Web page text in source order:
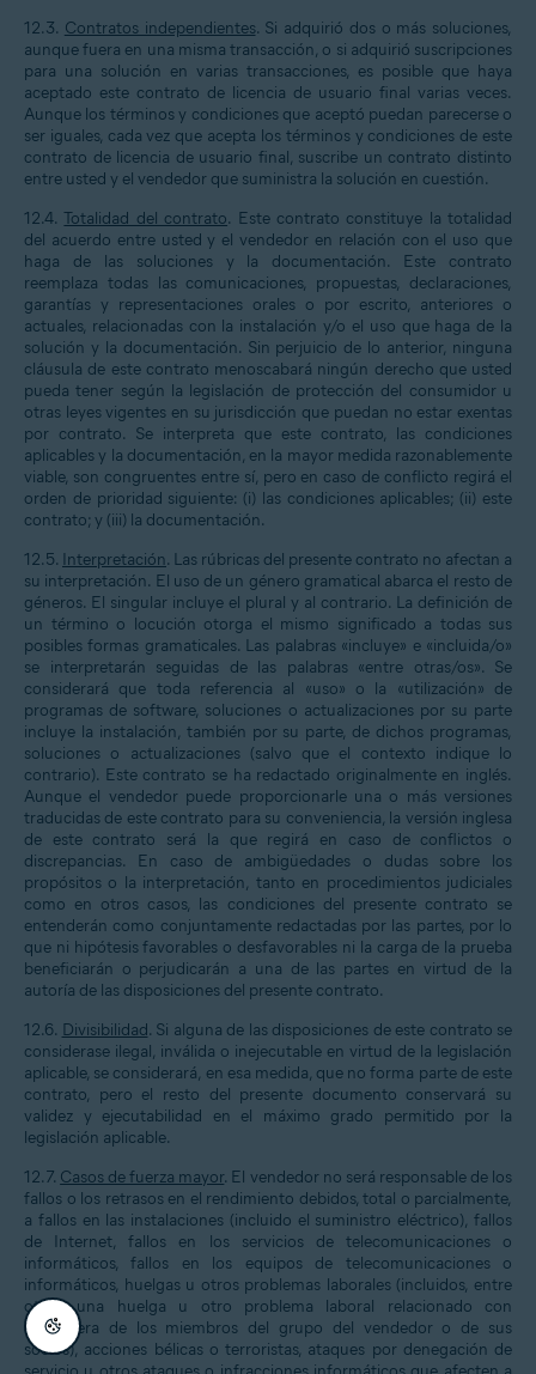
12.3. Contratos independientes. Si adquirió dos o más soluciones,
aunque fuera en una misma transacción, o si adquirió suscripciones
para una solución en varias transacciones, es posible que haya
aceptado este contrato de licencia de usuario final varias veces.
Aunque los términos y condiciones que aceptó puedan parecerse o
ser iguales, cada vez que acepta los términos y condiciones de este
contrato de licencia de usuario final, suscribe un contrato distinto
entre usted y el vendedor que suministra la solución en cuestión.
12.4.Totalidad del contrato. Este contrato constituye la totalidad
del acuerdo entre usted y el vendedor en relación con el uso que
haga de las soluciones y la documentación. Este contrato
reemplaza todas las comunicaciones, propuestas, declaraciones,
garantías y representaciones orales o por escrito, anteriores o
actuales, relacionadas con la instalación y/o el uso que haga de la
solución y la documentación. Sin perjuicio de lo anterior, ninguna
cláusula de este contrato menoscabará ningún derecho que usted
pueda tener según la legislación de protección del consumidor u
otras leyes vigentes en su jurisdicción que puedan no estar exentas
por contrato. Se interpreta que este contrato, las condiciones
aplicables y la documentación, en la mayor medida razonablemente
viable, son congruentes entre sí, pero en caso de conflicto regirá el
orden de prioridad siguiente: (i) las condiciones aplicables; (ii) este
contrato; y (iii) la documentación.
12.5. Interpretación. Las rúbricas del presente contrato no afectan a
su interpretación. El uso de un género gramatical abarca el resto de
géneros. El singular incluye el plural y al contrario. La definición de
un término o locución otorga el mismo significado a todas sus
posibles formas gramaticales. Las palabras «incluye» e «incluida/o»
se interpretarán seguidas de las palabras «entre otras/os». Se
considerará que toda referencia al «uso» o la «utilización» de
programas de software, soluciones o actualizaciones por su parte
incluye la instalación, también por su parte, de dichos programas,
soluciones o actualizaciones (salvo que el contexto indique lo
contrario). Este contrato se ha redactado originalmente en inglés.
Aunque el vendedor puede proporcionarle una o más versiones
traducidas de este contrato para su conveniencia, la versión inglesa
de este contrato será la que regirá en caso de conflictos o
discrepancias. En caso de ambigüedades o dudas sobre los
propósitos o la interpretación, tanto en procedimientos judiciales
como en otros casos, las condiciones del presente contrato se
entenderán como conjuntamente redactadas por las partes, por lo
que ni hipótesis favorables o desfavorables ni la carga de la prueba
beneficiarán o perjudicarán a una de las partes en virtud de la
autoría de las disposiciones del presente contrato.
12.6. Divisibilidad. Si alguna de las disposiciones de este contrato se
considerase ilegal, inválida o inejecutable en virtud de la legislación
aplicable, se considerará, en esa medida, que no forma parte de este
contrato, pero el resto del presente documento conservará su
validez y ejecutabilidad en el máximo grado permitido por la
legislación aplicable.
12.7. Casos de fuerza mayor. El vendedor no será responsable de los
fallos o los retrasos en el rendimiento debidos, total o parcialmente,
a fallos en las instalaciones (incluido el suministro eléctrico), fallos
de Internet, fallos en los servicios de telecomunicaciones o
informáticos, fallos en los equipos de telecomunicaciones o
informáticos, huelgas u otros problemas laborales (incluidos, entre
otros, una huelga u otro problema laboral relacionado con
cualquiera de los miembros del grupo del vendedor o de sus
socios), acciones bélicas o terroristas, ataques por denegación de